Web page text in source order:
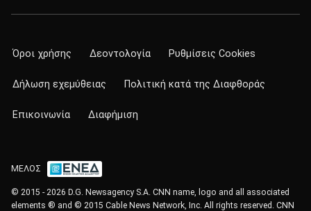
Όροι χρήσης Δεοντολογία Ρυθμίσεις Cookies
Δήλωση εχεμύθειας Πολιτική κατά της Διαφθοράς
Επικοινωνία Διαφήμιση
ΜΕΛΟΣ
© 2015 - 2026 D.G. Newsagency S.A. CNN name, logo and all associated
elements ® and © 2015 Cable News Network, Inc. All rights reserved. CNN